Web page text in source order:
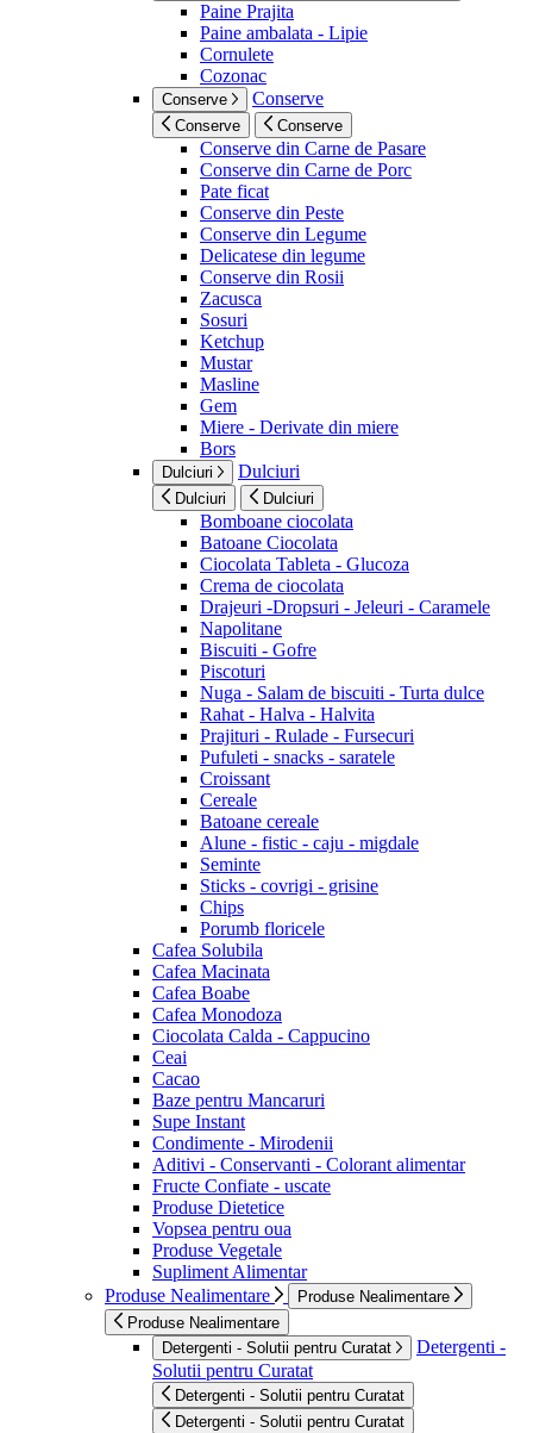
Paine Prajita
Paine ambalata - Lipie
Cornulete
Cozonac
Conserve Conserve
Conserve Conserve
Conserve din Carne de Pasare
Conserve din Carne de Porc
Pate ficat
Conserve din Peste
Conserve din Legume
Delicatese din legume
Conserve din Rosii
Zacusca
Sosuri
Ketchup
Mustar
Masline
Gem
Miere - Derivate din miere
Bors
Dulciuri Dulciuri
Dulciuri Dulciuri
Bomboane ciocolata
Batoane Ciocolata
Ciocolata Tableta - Glucoza
Crema de ciocolata
Drajeuri -Dropsuri - Jeleuri - Caramele
Napolitane
Biscuiti - Gofre
Piscoturi
Nuga - Salam de biscuiti - Turta dulce
Rahat - Halva - Halvita
Prajituri - Rulade - Fursecuri
Pufuleti - snacks - saratele
Croissant
Cereale
Batoane cereale
Alune - fistic - caju - migdale
Seminte
Sticks - covrigi - grisine
Chips
Porumb floricele
Cafea Solubila
Cafea Macinata
Cafea Boabe
Cafea Monodoza
Ciocolata Calda - Cappucino
Ceai
Cacao
Baze pentru Mancaruri
Supe Instant
Condimente - Mirodenii
Aditivi - Conservanti - Colorant alimentar
Fructe Confiate - uscate
Produse Dietetice
Vopsea pentru oua
Produse Vegetale
Supliment Alimentar
Produse Nealimentare
Produse Nealimentare
Produse Nealimentare
Detergenti - Solutii pentru Curatat
Detergenti -
Solutii pentru Curatat
Detergenti - Solutii pentru Curatat
Detergenti - Solutii pentru Curatat